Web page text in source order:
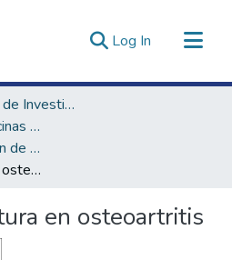
Log In (current)
Centro Nacional de Investigación Social e Interculturalidad en Salud
Subdirección de Medicinas Complementarias
Reporte - Subdirección de Medicinas Complementarias
Uso de acupuntura en osteoartritis
en osteoartritis